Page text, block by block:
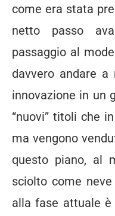
come era stata
netto passo
passaggio al
davvero andare a
innovazione in un
“nuovi” titoli che
ma vengono
questo piano, al
sciolto come
alla fase attuale